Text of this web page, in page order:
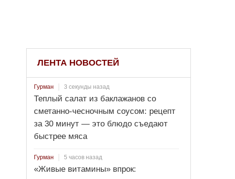
ЛЕНТА НОВОСТЕЙ
Гурман 3 секунды назад
Теплый салат из баклажанов со
сметанно-чесночным соусом: рецепт
за 30 минут — это блюдо съедают
быстрее мяса
Гурман 5 часов назад
«Живые витамины» впрок: